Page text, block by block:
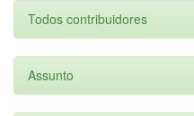
Todos contribuidores
Assunto